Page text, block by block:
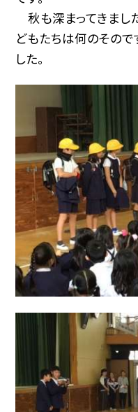
秋も深まってきまし
どもたちは何のそので
した。